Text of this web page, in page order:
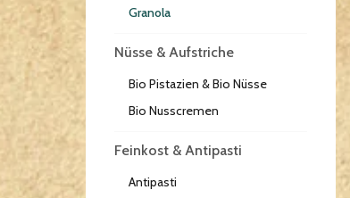
Granola
Nüsse & Aufstriche
Bio Pistazien & Bio Nüsse
Bio Nusscremen
Feinkost & Antipasti
Antipasti